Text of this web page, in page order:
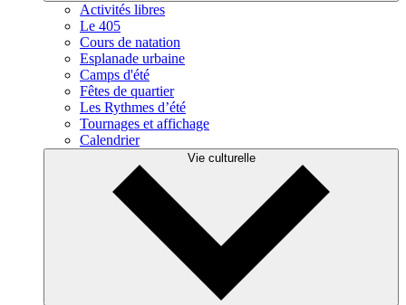
Activités libres
Le 405
Cours de natation
Esplanade urbaine
Camps d'été
Fêtes de quartier
Les Rythmes d’été
Tournages et affichage
Calendrier
Vie culturelle